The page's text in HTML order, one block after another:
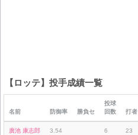
【ロッテ】投手成績一覧
名前 防御率 勝負セ
投球
回数
打者
廣池 康志郎 3.54 6 23